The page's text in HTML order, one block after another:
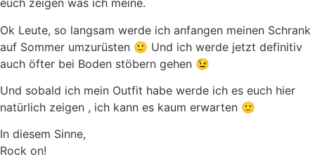
euch zeigen was ich meine.
Ok Leute, so langsam werde ich anfangen meinen Schrank
auf Sommer umzurüsten 🙂 Und ich werde jetzt definitiv
auch öfter bei Boden stöbern gehen 😉
Und sobald ich mein Outfit habe werde ich es euch hier
natürlich zeigen , ich kann es kaum erwarten 🙂
In diesem Sinne,
Rock on!